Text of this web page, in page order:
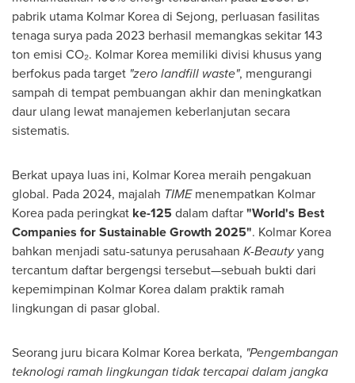
pabrik utama Kolmar Korea di Sejong, perluasan fasilitas
tenaga surya pada 2023 berhasil memangkas sekitar 143
ton emisi CO₂. Kolmar Korea memiliki divisi khusus yang
berfokus pada target "zero landfill waste", mengurangi
sampah di tempat pembuangan akhir dan meningkatkan
daur ulang lewat manajemen keberlanjutan secara
sistematis.
Berkat upaya luas ini, Kolmar Korea meraih pengakuan
global. Pada 2024, majalah TIMEmenempatkan Kolmar
Korea pada peringkat ke-125 dalam daftar"World's Best
Companies for Sustainable Growth 2025". Kolmar Korea
bahkan menjadi satu-satunya perusahaan K-Beautyyang
tercantum daftar bergengsi tersebut—sebuah bukti dari
kepemimpinan Kolmar Korea dalam praktik ramah
lingkungan di pasar global.
Seorang juru bicara Kolmar Korea berkata, "Pengembangan
teknologi ramah lingkungan tidak tercapai dalam jangka